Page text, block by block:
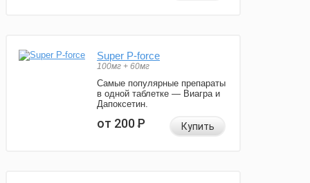
Super P-force
100мг + 60мг
Самые популярные препараты
в одной таблетке — Виагра и
Дапоксетин.
от 200Р Купить